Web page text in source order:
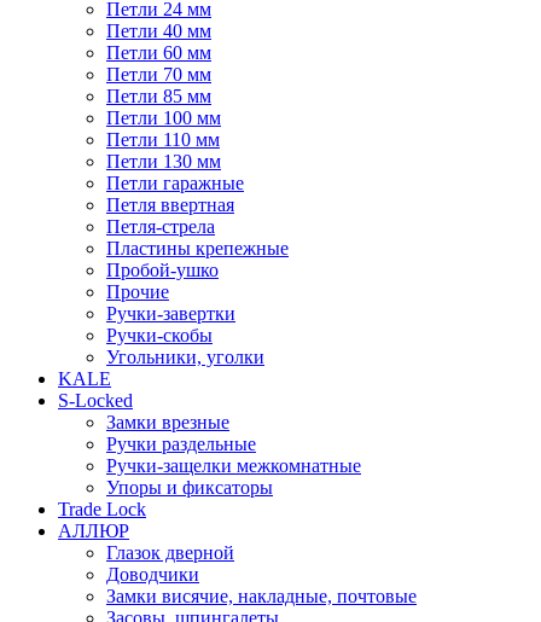
Петли 24 мм
Петли 40 мм
Петли 60 мм
Петли 70 мм
Петли 85 мм
Петли 100 мм
Петли 110 мм
Петли 130 мм
Петли гаражные
Петля ввертная
Петля-стрела
Пластины крепежные
Пробой-ушко
Прочие
Ручки-завертки
Ручки-скобы
Угольники, уголки
KALE
S-Locked
Замки врезные
Ручки раздельные
Ручки-защелки межкомнатные
Упоры и фиксаторы
Trade Lock
АЛЛЮР
Глазок дверной
Доводчики
Замки висячие, накладные, почтовые
Засовы, шпингалеты